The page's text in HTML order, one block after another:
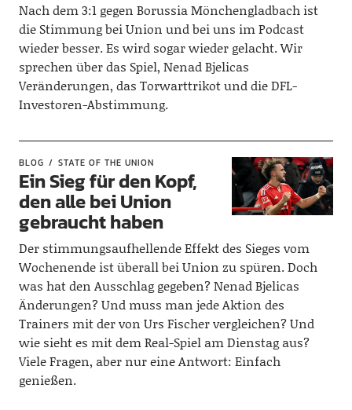
Nach dem 3:1 gegen Borussia Mönchengladbach ist
die Stimmung bei Union und bei uns im Podcast
wieder besser. Es wird sogar wieder gelacht. Wir
sprechen über das Spiel, Nenad Bjelicas
Veränderungen, das Torwarttrikot und die DFL-
Investoren-Abstimmung.
BLOG STATE OF THE UNION
Ein Sieg für den Kopf,
den alle bei Union
gebraucht haben
Der stimmungsaufhellende Effekt des Sieges vom
Wochenende ist überall bei Union zu spüren. Doch
was hat den Ausschlag gegeben? Nenad Bjelicas
Änderungen? Und muss man jede Aktion des
Trainers mit der von Urs Fischer vergleichen? Und
wie sieht es mit dem Real-Spiel am Dienstag aus?
Viele Fragen, aber nur eine Antwort: Einfach
genießen.